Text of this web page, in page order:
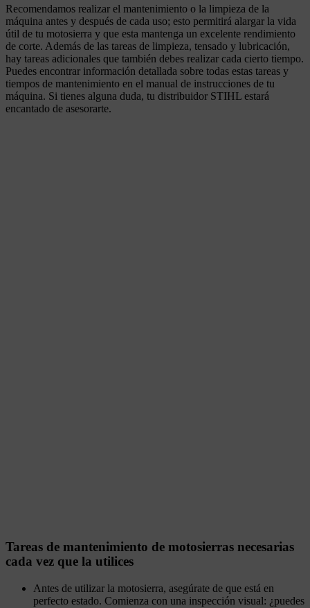
Recomendamos realizar el mantenimiento o la limpieza de la
máquina antes y después de cada uso; esto permitirá alargar la vida
útil de tu motosierra y que esta mantenga un excelente rendimiento
de corte. Además de las tareas de limpieza, tensado y lubricación,
hay tareas adicionales que también debes realizar cada cierto tiempo.
Puedes encontrar información detallada sobre todas estas tareas y
tiempos de mantenimiento en el manual de instrucciones de tu
máquina. Si tienes alguna duda, tu distribuidor STIHL estará
encantado de asesorarte.
Tareas de mantenimiento de motosierras necesarias
cada vez que la utilices
Antes de utilizar la motosierra, asegúrate de que está en
perfecto estado. Comienza con una inspección visual: ¿puedes